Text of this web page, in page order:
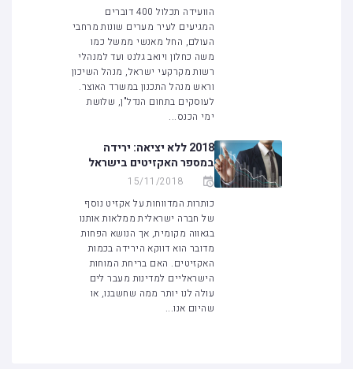
הוועידה תכלול 400 דוברים
המגיעים לעיר מערים שונות מרחבי
העולם, החל מאנשי ממשל כמו
משה כחלון ויואב גלנט ועד למנהלי
רשות מקרקעי ישראל, מנהל השיכון
וראש מנהל התכנון במשרד האוצר.
לעוסקים בתחום הנדל"ן, שלושת
ימי הכנס...
2018 ללא יציאה: ירידה
במספר האקזיטים בישראל
15/11/2018
כותרות המדווחות על אקזיט נוסף
של חברה ישראלית ממלאות אותנו
בגאווה מקומית, אך הנושא הפחות
מדובר הוא דווקא הירידה בכמות
האקזיטים. האם בריחת המוחות
הישראליים למדינות מעבר לים
עולה לנו יותר ממה שחשבנו, או
שהיום אנו...